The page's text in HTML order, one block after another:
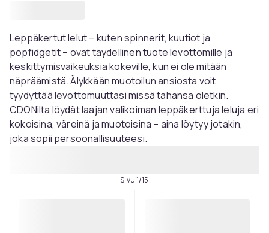
Leppäkertut lelut – kuten spinnerit, kuutiot ja
popfidgetit – ovat täydellinen tuote levottomille ja
keskittymisvaikeuksia kokeville, kun ei ole mitään
näpräämistä. Älykkään muotoilun ansiosta voit
tyydyttää levottomuuttasi missä tahansa oletkin.
CDONilta löydät laajan valikoiman leppäkerttuja leluja eri
kokoisina, väreinä ja muotoisina – aina löytyy jotakin,
joka sopii persoonallisuuteesi.
Sivu 1/15